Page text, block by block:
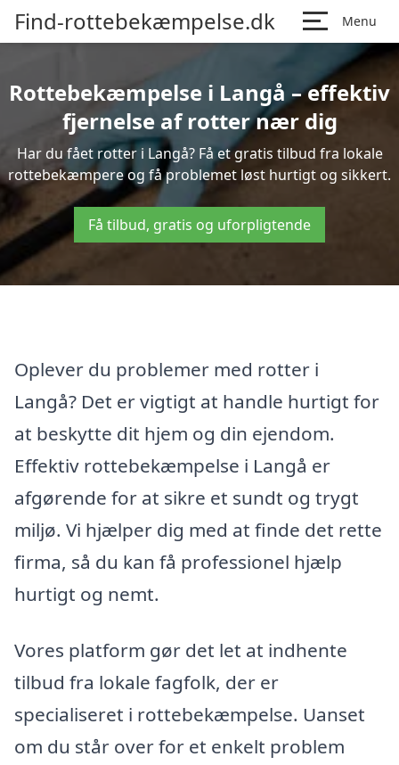
Find-rottebekæmpelse.dk Menu
Rottebekæmpelse i Langå – effektiv
fjernelse af rotter nær dig
Har du fået rotter i Langå? Få et gratis tilbud fra lokale
rottebekæmpere og få problemet løst hurtigt og sikkert.
Få tilbud, gratis og uforpligtende
Oplever du problemer med rotter i
Langå? Det er vigtigt at handle hurtigt for
at beskytte dit hjem og din ejendom.
Effektiv rottebekæmpelse i Langå er
afgørende for at sikre et sundt og trygt
miljø. Vi hjælper dig med at finde det rette
firma, så du kan få professionel hjælp
hurtigt og nemt.
Vores platform gør det let at indhente
tilbud fra lokale fagfolk, der er
specialiseret i rottebekæmpelse. Uanset
om du står over for et enkelt problem